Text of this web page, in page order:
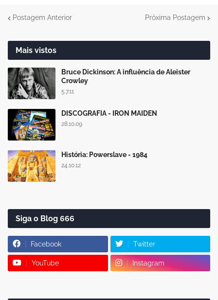
Postagem Anterior Próxima Postagem
Mais vistos
Bruce Dickinson: A influência de Aleister
Crowley
5.7.11
DISCOGRAFIA - IRON MAIDEN
28.10.09
História: Powerslave - 1984
24.10.12
Siga o Blog 666
Facebook Twitter
YouTube Instagram